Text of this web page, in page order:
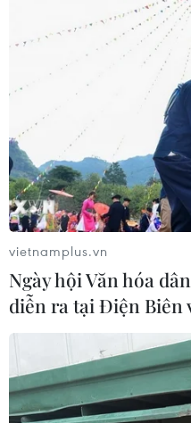
vietnamplus.vn
Ngày hội Văn hóa
diễn ra tại Điện Biên